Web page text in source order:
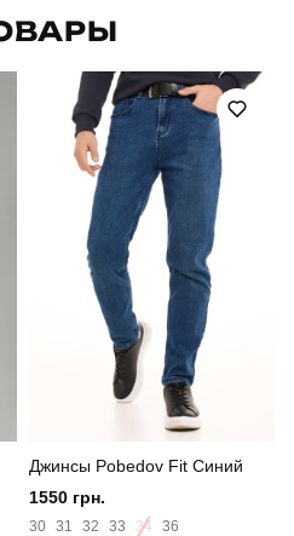
SRru1350XLwhba
для повсякденного носіння
класичний
95% бавовна, 5% еластан
Джинсы Pobedov Fit Синий
1550 грн.
30 31 32 33 34 36